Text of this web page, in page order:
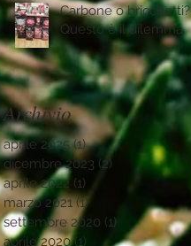
Carbone o bricchetti?
Questo è il dilemma.
Archivio
aprile 2025 (1)1 post
dicembre 2023 (2) 2 post
aprile 2022 (1)
marzo 2021 (1)1 post
settembre 2020 (1) 1 post
aprile 2020 (1) 1 post